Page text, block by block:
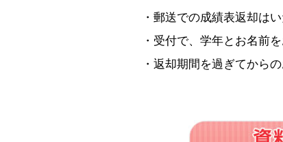
・郵送での成績表返却は
・受付で、学年とお名前
・返却期間を過ぎてから